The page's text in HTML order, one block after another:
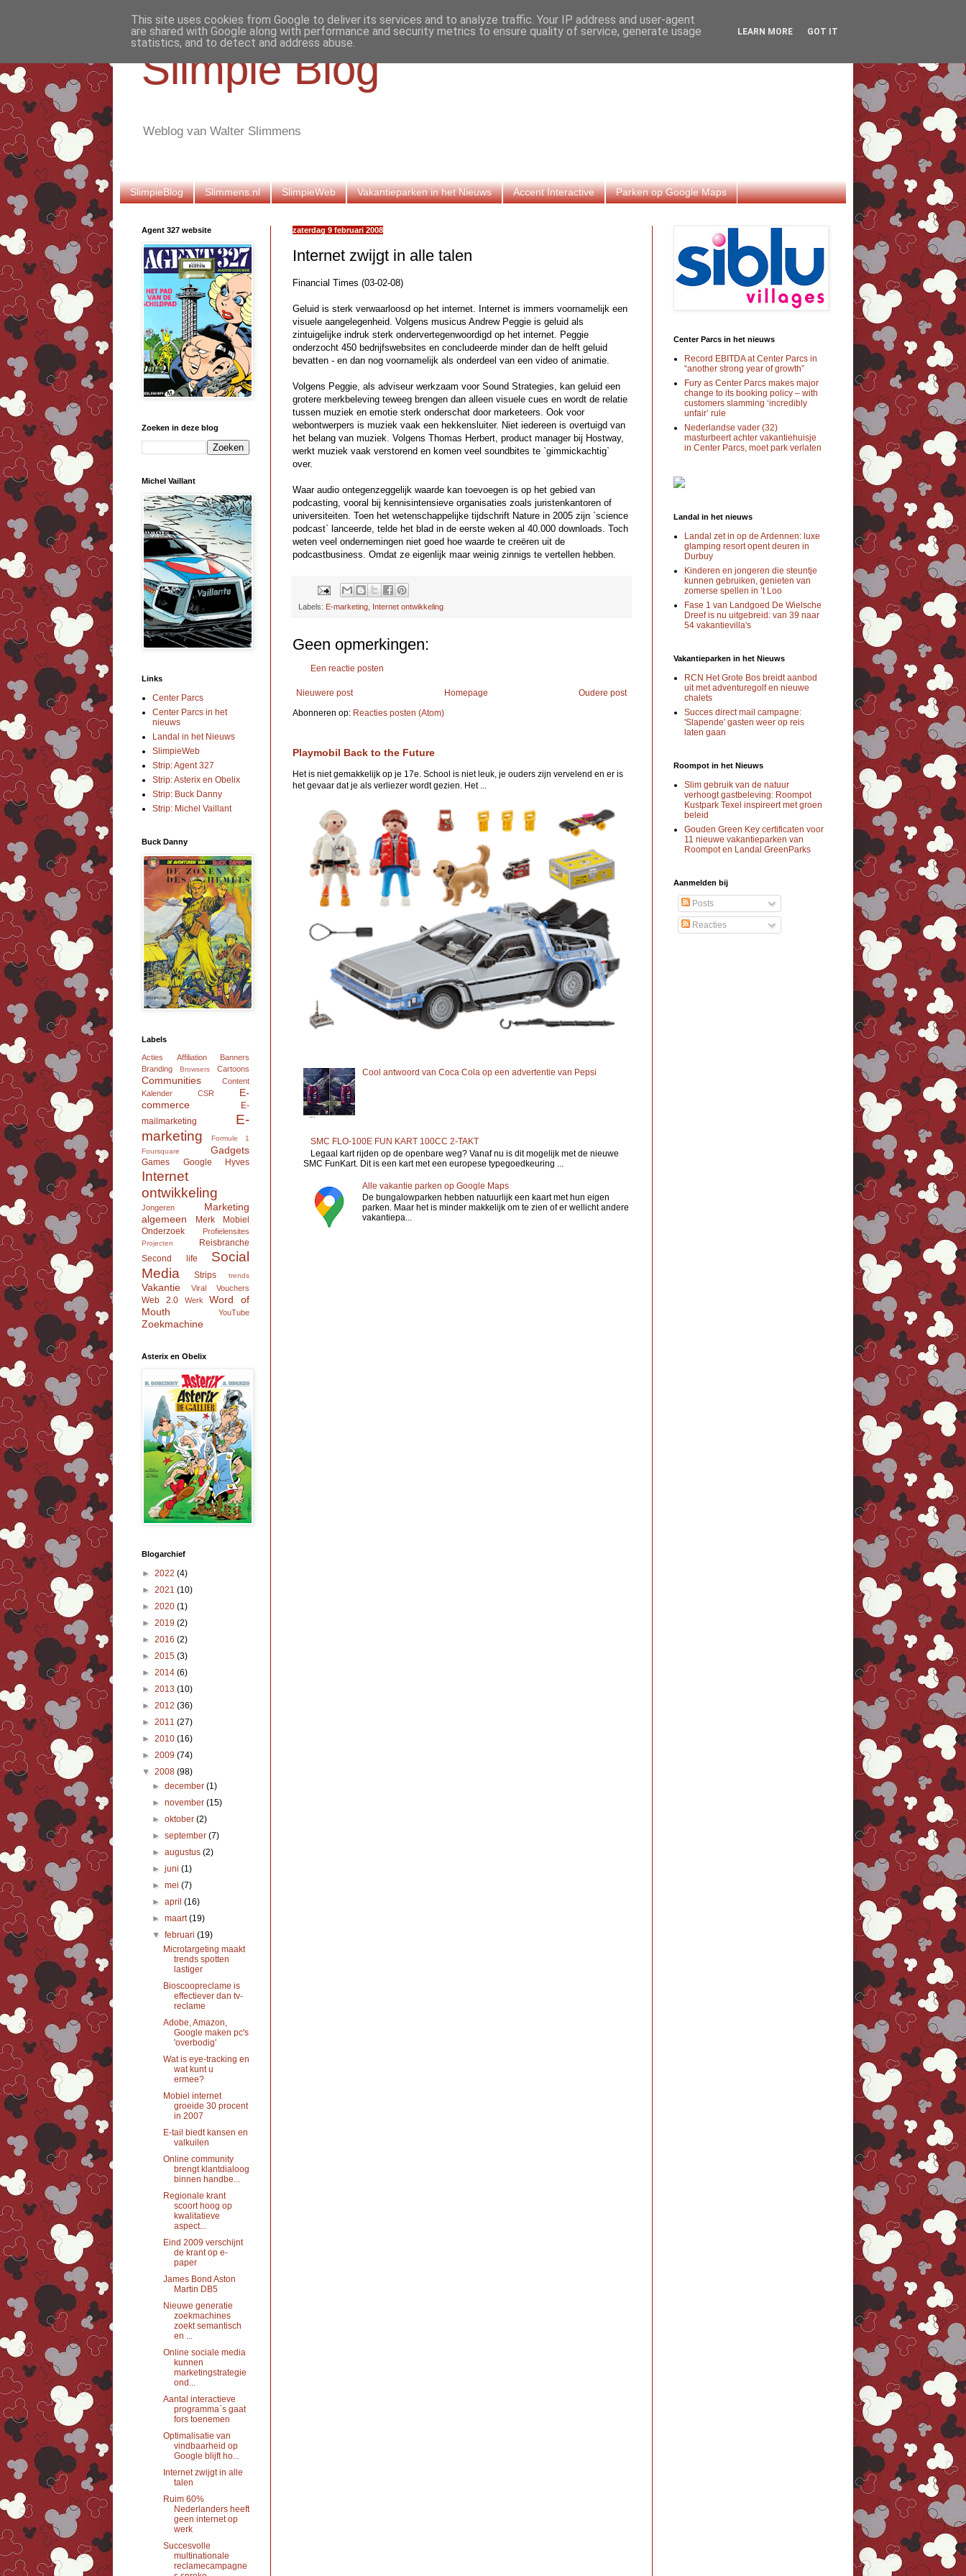
Slimpie Blog
Weblog van Walter Slimmens
SlimpieBlog Slimmens.nl SlimpieWeb Vakantieparken in het Nieuws Accent Interactive Parken op Google Maps
zaterdag 9 februari 2008
Internet zwijgt in alle talen
Financial Times (03-02-08)
Geluid is sterk verwaarloosd op het internet. Internet is immers voornamelijk een
visuele aangelegenheid. Volgens musicus Andrew Peggie is geluid als
zintuigelijke indruk sterk ondervertegenwoordigd op het internet. Peggie
onderzocht 450 bedrijfswebsites en concludeerde minder dan de helft geluid
bevatten - en dan nog voornamelijk als onderdeel van een video of animatie.
Volgens Peggie, als adviseur werkzaam voor Sound Strategies, kan geluid een
grotere merkbeleving teweeg brengen dan alleen visuele cues en wordt de relatie
tussen muziek en emotie sterk onderschat door marketeers. Ook voor
webontwerpers is muziek vaak een hekkensluiter. Niet iedereen is overtuigd van
het belang van muziek. Volgens Thomas Herbert, product manager bij Hostway,
werkt muziek vaak verstorend en komen veel soundbites te `gimmickachtig`
over.
Waar audio ontegenzeggelijk waarde kan toevoegen is op het gebied van
podcasting, vooral bij kennisintensieve organisaties zoals juristenkantoren of
universiteiten. Toen het wetenschappelijke tijdschrift Nature in 2005 zijn `science
podcast` lanceerde, telde het blad in de eerste weken al 40.000 downloads. Toch
weten veel ondernemingen niet goed hoe waarde te creëren uit de
podcastbusiness. Omdat ze eigenlijk maar weinig zinnigs te vertellen hebben.
Labels: E-marketing Internet ontwikkeling
Geen opmerkingen:
Een reactie posten
Nieuwere post Oudere post
Homepage
Abonneren op: Reacties posten (Atom)
Playmobil Back to the Future
Het is niet gemakkelijk op je 17e. School is niet leuk, je ouders zijn vervelend en er is
het gevaar dat je als verliezer wordt gezien. Het ...
Cool antwoord van Coca Cola op een advertentie van Pepsi
SMC FLO-100E FUN KART 100CC 2-TAKT
Legaal kart rijden op de openbare weg? Vanaf nu is dit mogelijk met de nieuwe
SMC FunKart. Dit is een kart met een europese typegoedkeuring ...
Alle vakantie parken op Google Maps
De bungalowparken hebben natuurlijk een kaart met hun eigen
parken. Maar het is minder makkelijk om te zien of er wellicht andere
vakantiepa...
Agent 327 website
Zoeken in deze blog
Michel Vaillant
Links
Center Parcs
Center Parcs in het
nieuws
Landal in het Nieuws
SlimpieWeb
Strip: Agent 327
Strip: Asterix en Obelix
Strip: Buck Danny
Strip: Michel Vaillant
Buck Danny
Labels
Acties Affiliation
Banners
Branding
Browsers Cartoons
Communities
Content
Kalender
CSR
E-
commerce
E-
mailmarketing
E-
marketing
Formule 1
Foursquare
Gadgets
Games Google Hyves
Internet
ontwikkeling
Jongeren
Marketing
algemeen
Merk
Mobiel
Onderzoek
Profielensites
Projecten
Reisbranche
Second life
Social
Media
Strips trends
Vakantie Viral Vouchers
Web 2.0 Werk
Word of
Mouth
YouTube
Zoekmachine
Asterix en Obelix
Blogarchief
► 2022 (4)
► 2021 (10)
► 2020 (1)
► 2019 (2)
► 2016 (2)
► 2015 (3)
► 2014 (6)
► 2013 (10)
► 2012 (36)
► 2011 (27)
► 2010 (16)
► 2009 (74)
▼ 2008 (98)
►december(1)
►november(15)
►oktober(2)
►september(7)
►augustus(2)
►juni(1)
►mei(7)
►april(16)
►maart(19)
▼februari(19)
Microtargeting maakt
trends spotten
lastiger
Bioscoopreclame is
effectiever dan tv-
reclame
Adobe, Amazon,
Google maken pc's
'overbodig'
Wat is eye-tracking en
wat kunt u
ermee?
Mobiel internet
groeide 30 procent
in 2007
E-tail biedt kansen en
valkuilen
Online community
brengt klantdialoog
binnen handbe...
Regionale krant
scoort hoog op
kwalitatieve
aspect...
Eind 2009 verschijnt
de krant op e-
paper
James Bond Aston
Martin DB5
Nieuwe generatie
zoekmachines
zoekt semantisch
en ...
Online sociale media
kunnen
marketingstrategie
ond...
Aantal interactieve
programma`s gaat
fors toenemen
Optimalisatie van
vindbaarheid op
Google blijft ho...
Internet zwijgt in alle
talen
Ruim 60%
Nederlanders heeft
geen internet op
werk
Succesvolle
multinationale
reclamecampagne
Center Parcs in het nieuws
Record EBITDA at Center Parcs in
“another strong year of growth”
Fury as Center Parcs makes major
change to its booking policy – with
customers slamming ‘incredibly
unfair’ rule
Nederlandse vader (32)
masturbeert achter vakantiehuisje
in Center Parcs, moet park verlaten
Landal in het nieuws
Landal zet in op de Ardennen: luxe
glamping resort opent deuren in
Durbuy
Kinderen en jongeren die steuntje
kunnen gebruiken, genieten van
zomerse spellen in ’t Loo
Fase 1 van Landgoed De Wielsche
Dreef is nu uitgebreid: van 39 naar
54 vakantievilla's
Vakantieparken in het Nieuws
RCN Het Grote Bos breidt aanbod
uit met adventuregolf en nieuwe
chalets
Succes direct mail campagne:
'Slapende' gasten weer op reis
laten gaan
Roompot in het Nieuws
Slim gebruik van de natuur
verhoogt gastbeleving: Roompot
Kustpark Texel inspireert met groen
beleid
Gouden Green Key certificaten voor
11 nieuwe vakantieparken van
Roompot en Landal GreenParks
Aanmelden bij
Posts
Reacties
This site uses cookies from Google to deliver its services and to analyze traffic. Your IP address and user-agent
are shared with Google along with performance and security metrics to ensure quality of service, generate usage
statistics, and to detect and address abuse.
LEARN MORE GOT IT